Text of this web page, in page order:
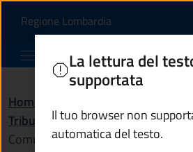
Comunicare il
Regione Lombardia(apre in un'altra
Comune di Cividate
Home
Tributi, finanze e contravvenzioni
Comunicare il versamento della
La lettura del
supportata
Il tuo browser non
automatica del testo.